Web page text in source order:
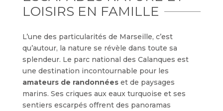
LOISIRS EN FAMILLE
L’une des particularités de Marseille, c’est
qu’autour, la nature se révèle dans toute sa
splendeur. Le parc national des Calanques est
une destination incontournable pour les
amateurs de randonnéeset de paysages
marins. Ses criques aux eaux turquoise et ses
sentiers escarpés offrent des panoramas